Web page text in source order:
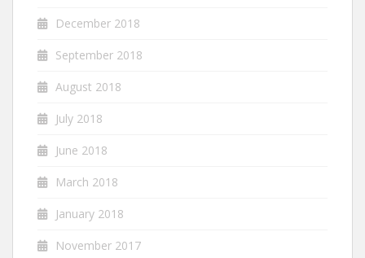
December 2018
September 2018
August 2018
July 2018
June 2018
March 2018
January 2018
November 2017